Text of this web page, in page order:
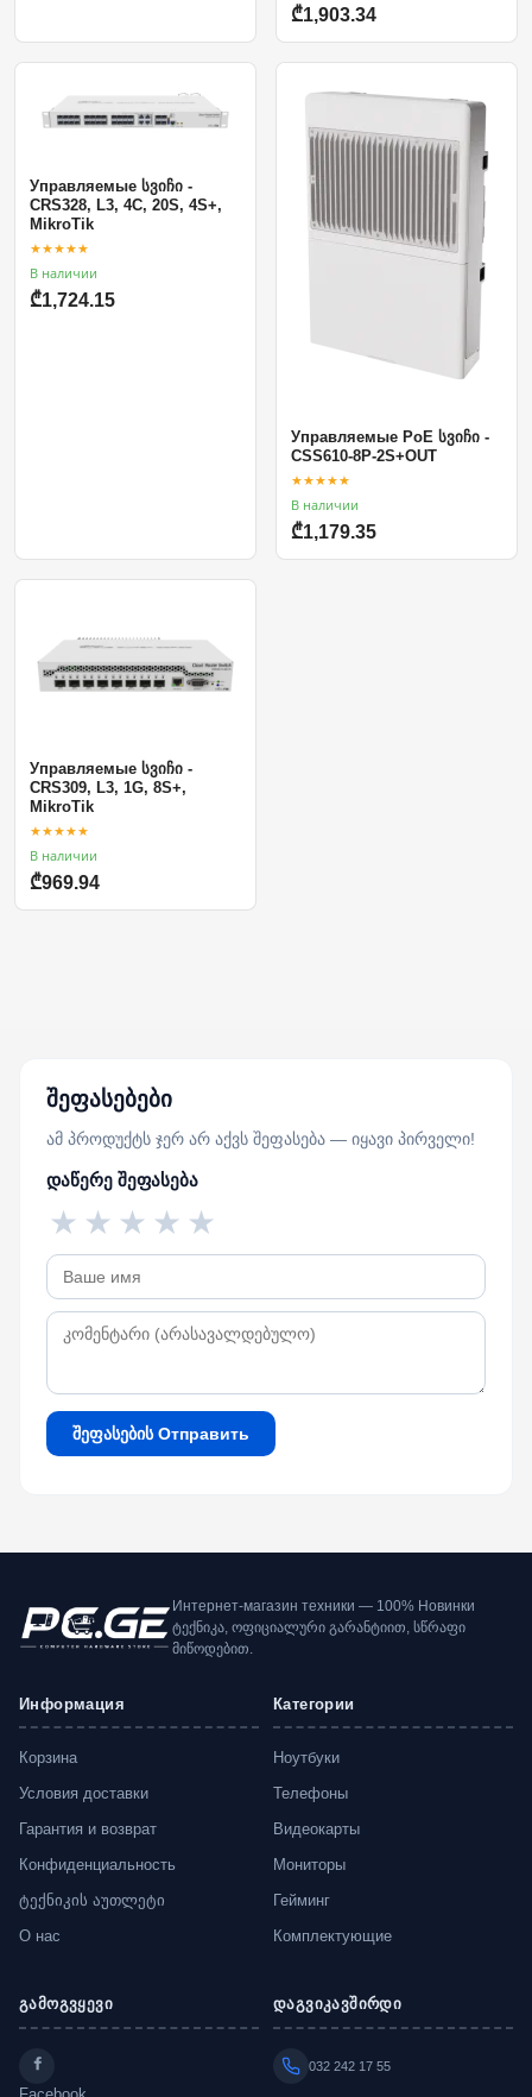
₾1,903.34
Управляемые სვიჩი -
CRS328, L3, 4C, 20S, 4S+,
MikroTik
★★★★★
В наличии
₾1,724.15
Управляемые PoE სვიჩი -
CSS610-8P-2S+OUT
★★★★★
В наличии
₾1,179.35
Управляемые სვიჩი -
CRS309, L3, 1G, 8S+,
MikroTik
★★★★★
В наличии
₾969.94
შეფასებები
ამ პროდუქტს ჯერ არ აქვს შეფასება — იყავი პირველი!
დაწერე შეფასება
★
★
★
★
★
შეფასების Отправить
Интернет-магазин техники — 100% Новинки
ტექნიკა, ოფიციალური გარანტიით, სწრაფი
მიწოდებით.
Информация
Корзина
Условия доставки
Гарантия и возврат
Конфиденциальность
ტექნიკის აუთლეტი
О нас
Категории
Ноутбуки
Телефоны
Видеокарты
Мониторы
Гейминг
Комплектующие
გამოგვყევი დაგვიკავშირდი
032 242 17 55